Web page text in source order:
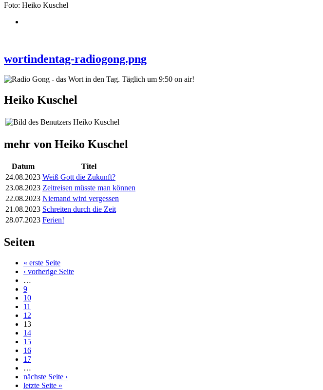
Foto: Heiko Kuschel
wortindentag-radiogong.png
Heiko Kuschel
mehr von Heiko Kuschel
Datum
Titel
24.08.2023 Weiß Gott die Zukunft?
23.08.2023 Zeitreisen müsste man können
22.08.2023 Niemand wird vergessen
21.08.2023 Schreiten durch die Zeit
28.07.2023 Ferien!
Seiten
« erste Seite
‹ vorherige Seite
…
9
10
11
12
13
14
15
16
17
…
nächste Seite ›
letzte Seite »